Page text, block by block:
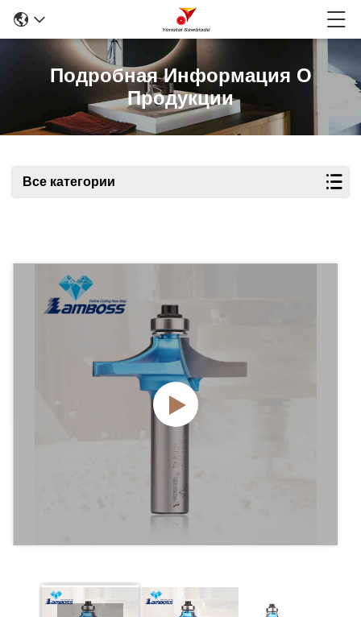
Подробная Информация О
Продукции
Все категории